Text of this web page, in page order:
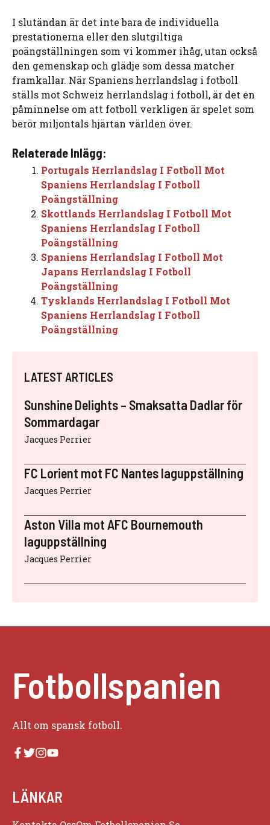
I slutändan är det inte bara de individuella
prestationerna eller den slutgiltiga
poängställningen som vi kommer ihåg, utan också
den gemenskap och glädje som dessa matcher
framkallar. När Spaniens herrlandslag i fotboll
ställs mot Schweiz herrlandslag i fotboll, är det en
påminnelse om att fotboll verkligen är spelet som
berör miljontals hjärtan världen över.
Relaterade Inlägg:
Portugals Herrlandslag I Fotboll Mot
Spaniens Herrlandslag I Fotboll
Poängställning
Skottlands Herrlandslag I Fotboll Mot
Spaniens Herrlandslag I Fotboll
Poängställning
Spaniens Herrlandslag I Fotboll Mot
Japans Herrlandslag I Fotboll
Poängställning
Tysklands Herrlandslag I Fotboll Mot
Spaniens Herrlandslag I Fotboll
Poängställning
LATEST ARTICLES
Sunshine Delights – Smaksatta Dadlar för
Sommardagar
Jacques Perrier
FC Lorient mot FC Nantes laguppställning
Jacques Perrier
Aston Villa mot AFC Bournemouth
laguppställning
Jacques Perrier
Fotbollspanien
Allt om spansk fotboll.
LÄNKAR